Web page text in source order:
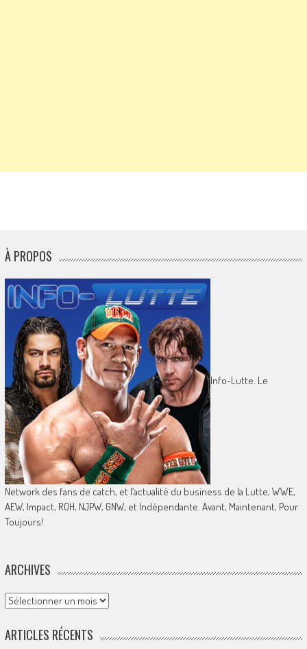
À PROPOS
Info-Lutte. Le
Network des fans de catch, et l’actualité du business de la Lutte, WWE,
AEW, Impact, ROH, NJPW, GNW, et Indépendante. Avant, Maintenant, Pour
Toujours!
ARCHIVES
Archives
ARTICLES RÉCENTS